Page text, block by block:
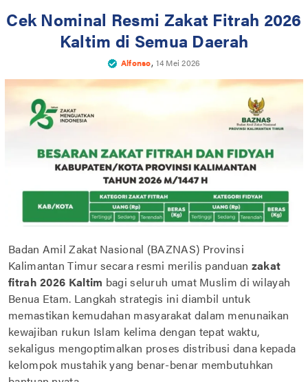
Cek Nominal Resmi Zakat Fitrah 2026
Kaltim di Semua Daerah
Alfonso,14 Mei 2026
Badan Amil Zakat Nasional (BAZNAS) Provinsi
Kalimantan Timur secara resmi merilis panduan zakat
fitrah 2026 Kaltim bagi seluruh umat Muslim di wilayah
Benua Etam. Langkah strategis ini diambil untuk
memastikan kemudahan masyarakat dalam menunaikan
kewajiban rukun Islam kelima dengan tepat waktu,
sekaligus mengoptimalkan proses distribusi dana kepada
kelompok mustahik yang benar-benar membutuhkan